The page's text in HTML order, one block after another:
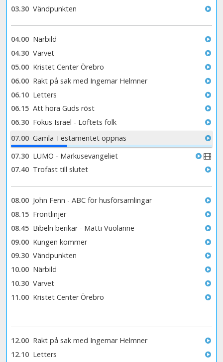
03.30 Vändpunkten
04.00 Närbild
04.30 Varvet
05.00 Kristet Center Örebro
06.00 Rakt på sak med Ingemar Helmner
06.10 Letters
06.15 Att höra Guds röst
06.30 Fokus Israel - Löftets folk
07.00 Gamla Testamentet öppnas
28%
07.30 LUMO - Markusevangeliet
07.40 Trofast till slutet
08.00 John Fenn - ABC för husförsamlingar
08.15 Frontlinjer
08.45 Bibeln berikar - Matti Vuolanne
09.00 Kungen kommer
09.30 Vändpunkten
10.00 Närbild
10.30 Varvet
11.00 Kristet Center Örebro
12.00 Rakt på sak med Ingemar Helmner
12.10 Letters